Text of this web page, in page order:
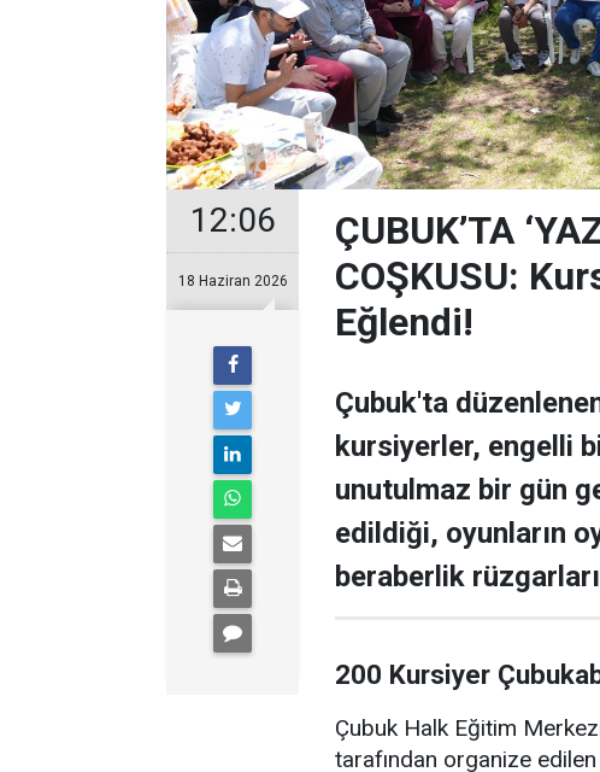
12:06
18 Haziran 2026
ÇUBUK’TA
COŞKUSU:
Eğlendi!
Çubuk'ta
kursiyerler, engelli
unutulmaz bir gün
edildiği, oyunların
beraberlik
200 Kursiyer
Çubuk Halk Eğitim
tarafından organize